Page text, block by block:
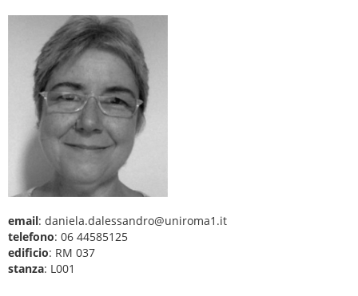
email: daniela.dalessandro@uniroma1.it
telefono: 06 44585125
edificio: RM 037
stanza: L001